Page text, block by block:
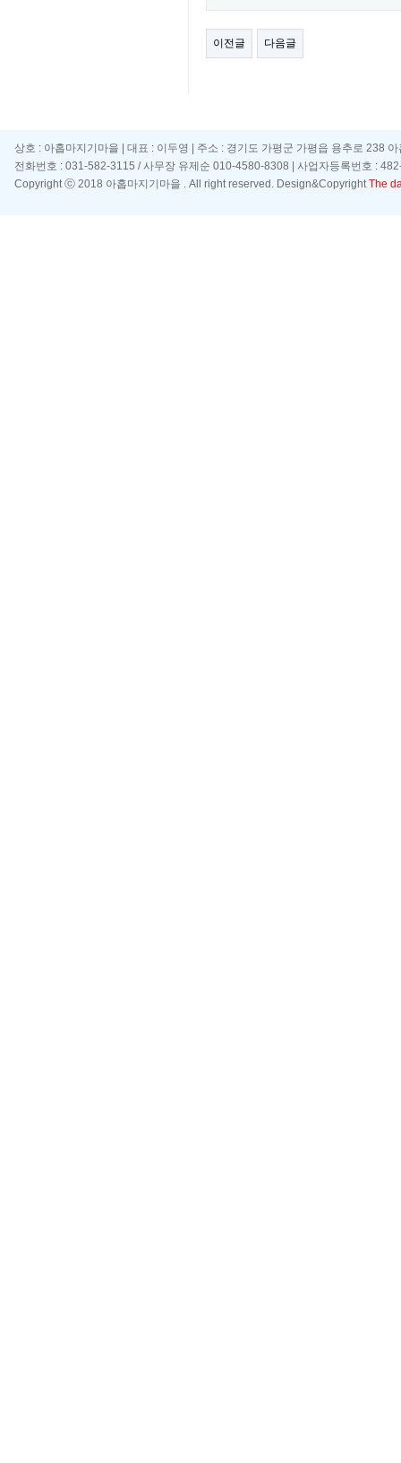
이전글 다음글
상호 : 아홉마지기마을 | 대표 : 이두영 | 주소 : 경기도 가평군 가평읍 용추로 238
전화번호 : 031-582-3115 / 사무장 유제순 010-4580-8308 | 사업자등록번호 :
Copyright ⓒ 2018 아홉마지기마을 . All right reserved. Design&CopyrightThe